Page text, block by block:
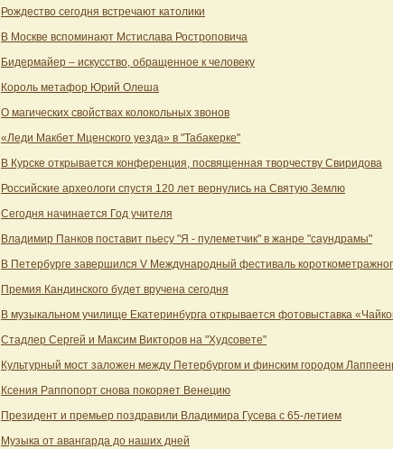
Рождество сегодня встречают католики
В Москве вспоминают Мстислава Ростроповича
Бидермайер – искусство, обращенное к человеку
Король метафор Юрий Олеша
О магических свойствах колокольных звонов
«Леди Макбет Мценского уезда» в "Табакерке"
В Курске открывается конференция, посвященная творчеству Свиридова
Российские археологи спустя 120 лет вернулись на Святую Землю
Сегодня начинается Год учителя
Владимир Панков поставит пьесу "Я - пулеметчик" в жанре "саундрамы"
В Петербурге завершился V Международный фестиваль
Премия Кандинского будет вручена сегодня
В музыкальном училище Екатеринбурга открывается фотовыставка
Стадлер Сергей и Максим Викторов на "Худсовете"
Культурный мост заложен между Петербургом и финским городом
Ксения Раппопорт снова покоряет Венецию
Президент и премьер поздравили Владимира Гусева с 65-летием
Музыка от авангарда до наших дней